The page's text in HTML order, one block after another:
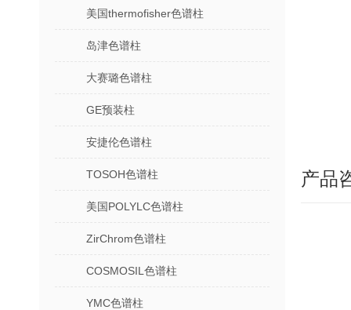
美国thermofisher色谱柱
岛津色谱柱
大赛璐色谱柱
GE预装柱
安捷伦色谱柱
TOSOH色谱柱
美国POLYLC色谱柱
ZirChrom色谱柱
COSMOSIL色谱柱
YMC色谱柱
产品